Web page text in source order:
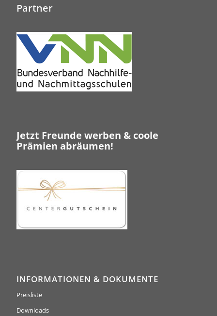
Partner
Jetzt Freunde werben & coole
Prämien abräumen!
INFORMATIONEN & DOKUMENTE
Preisliste
Downloads